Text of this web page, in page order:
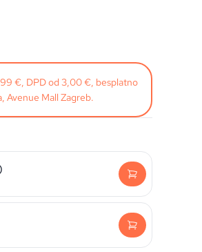
€, DPD od 3,00 €, besplatno
Avenue Mall Zagreb.